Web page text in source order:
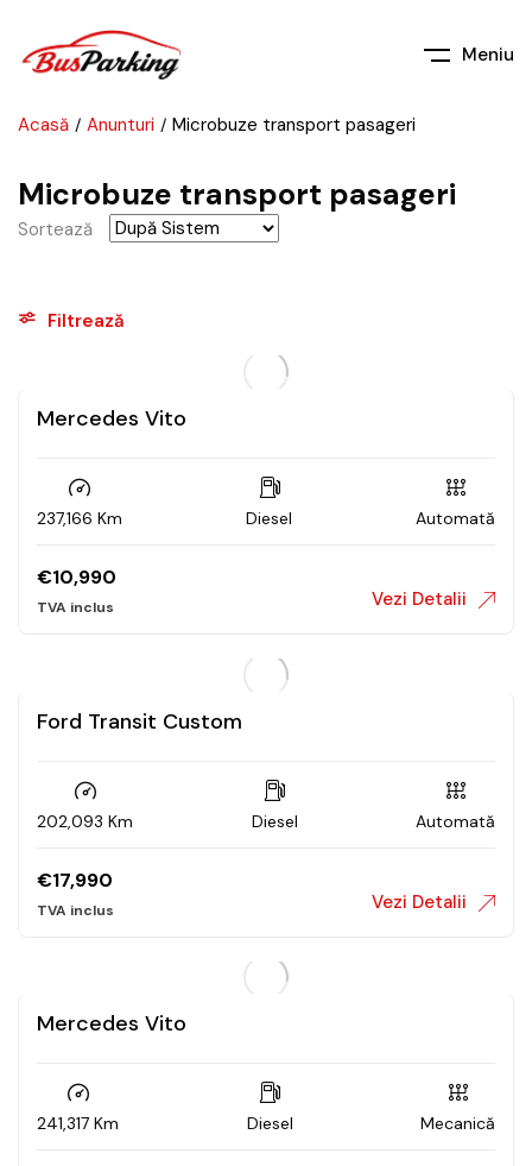
Meniu
Acasă Anunturi Microbuze transport pasageri
Microbuze transport pasageri
Sortează
Filtrează
Mercedes Vito
237,166 Km Diesel Automată
€10,990
Vezi Detalii
Ford Transit Custom
202,093 Km Diesel Automată
€17,990
Vezi Detalii
Mercedes Vito
241,317 Km Diesel Mecanică